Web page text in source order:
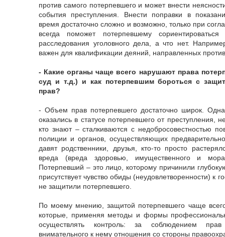
против самого потерпевшего и может внести
события преступления. Внести поправки в
время достаточно сложно и возможно, только при
всегда поможет потерпевшему
расследования уголовного дела, а что нет.
важен для квалификации деяний, направленных
- Какие органы чаще всего нарушают права
суд и т.д.) и как потерпевшим бороться с
прав?
- Объем прав потерпевшего достаточно широк.
оказались в статусе потерпевшего от преступления,
кто знают – сталкиваются с недобросовестностью
полиции и органов, осуществляющих
давят родственники, друзья, кто-то просто
вреда (вреда здоровью, имущественного и
Потерпевший – это лицо, которому причинили
присутствует чувство обиды (неудовлетворенности) к
не защитили потерпевшего.
По моему мнению, защитой потерпевшего чаще
которые, применяя методы и формы
осуществлять контроль: за соблюдением
внимательного к нему отношения со стороны